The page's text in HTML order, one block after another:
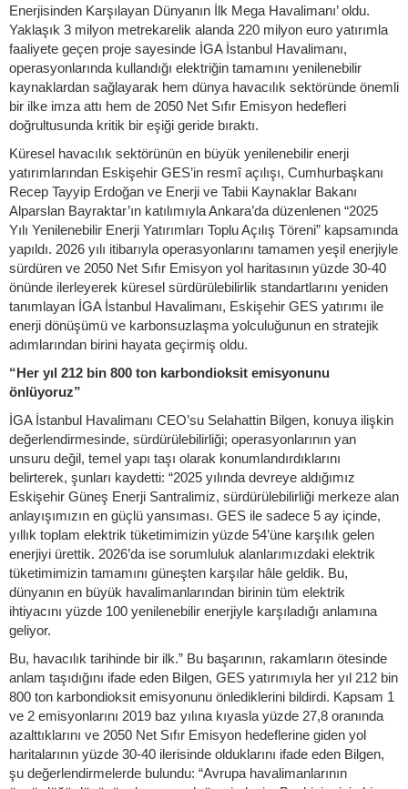
Enerjisinden Karşılayan Dünyanın İlk Mega Havalimanı’ oldu.
Yaklaşık 3 milyon metrekarelik alanda 220 milyon euro yatırımla
faaliyete geçen proje sayesinde İGA İstanbul Havalimanı,
operasyonlarında kullandığı elektriğin tamamını yenilenebilir
kaynaklardan sağlayarak hem dünya havacılık sektöründe önemli
bir ilke imza attı hem de 2050 Net Sıfır Emisyon hedefleri
doğrultusunda kritik bir eşiği geride bıraktı.
Küresel havacılık sektörünün en büyük yenilenebilir enerji
yatırımlarından Eskişehir GES’in resmî açılışı, Cumhurbaşkanı
Recep Tayyip Erdoğan ve Enerji ve Tabii Kaynaklar Bakanı
Alparslan Bayraktar’ın katılımıyla Ankara’da düzenlenen “2025
Yılı Yenilenebilir Enerji Yatırımları Toplu Açılış Töreni” kapsamında
yapıldı. 2026 yılı itibarıyla operasyonlarını tamamen yeşil enerjiyle
sürdüren ve 2050 Net Sıfır Emisyon yol haritasının yüzde 30-40
önünde ilerleyerek küresel sürdürülebilirlik standartlarını yeniden
tanımlayan İGA İstanbul Havalimanı, Eskişehir GES yatırımı ile
enerji dönüşümü ve karbonsuzlaşma yolculuğunun en stratejik
adımlarından birini hayata geçirmiş oldu.
“Her yıl 212 bin 800 ton karbondioksit emisyonunu
önlüyoruz”
İGA İstanbul Havalimanı CEO’su Selahattin Bilgen, konuya ilişkin
değerlendirmesinde, sürdürülebilirliği; operasyonlarının yan
unsuru değil, temel yapı taşı olarak konumlandırdıklarını
belirterek, şunları kaydetti: “2025 yılında devreye aldığımız
Eskişehir Güneş Enerji Santralimiz, sürdürülebilirliği merkeze alan
anlayışımızın en güçlü yansıması. GES ile sadece 5 ay içinde,
yıllık toplam elektrik tüketimimizin yüzde 54’üne karşılık gelen
enerjiyi ürettik. 2026’da ise sorumluluk alanlarımızdaki elektrik
tüketimimizin tamamını güneşten karşılar hâle geldik. Bu,
dünyanın en büyük havalimanlarından birinin tüm elektrik
ihtiyacını yüzde 100 yenilenebilir enerjiyle karşıladığı anlamına
geliyor.
Bu, havacılık tarihinde bir ilk.” Bu başarının, rakamların ötesinde
anlam taşıdığını ifade eden Bilgen, GES yatırımıyla her yıl 212 bin
800 ton karbondioksit emisyonunu önlediklerini bildirdi. Kapsam 1
ve 2 emisyonlarını 2019 baz yılına kıyasla yüzde 27,8 oranında
azalttıklarını ve 2050 Net Sıfır Emisyon hedeflerine giden yol
haritalarının yüzde 30-40 ilerisinde olduklarını ifade eden Bilgen,
şu değerlendirmelerde bulundu: “Avrupa havalimanlarının